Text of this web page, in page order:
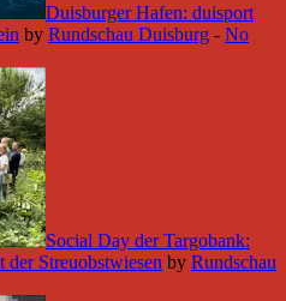
Duisburger Hafen: duisport
by Rundschau Duisburg - No
Social Day der Targobank:
der Streuobstwiesen by Rundschau